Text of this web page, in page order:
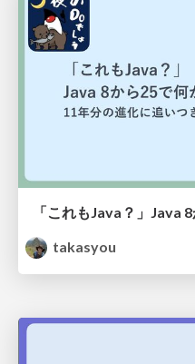
takasyou